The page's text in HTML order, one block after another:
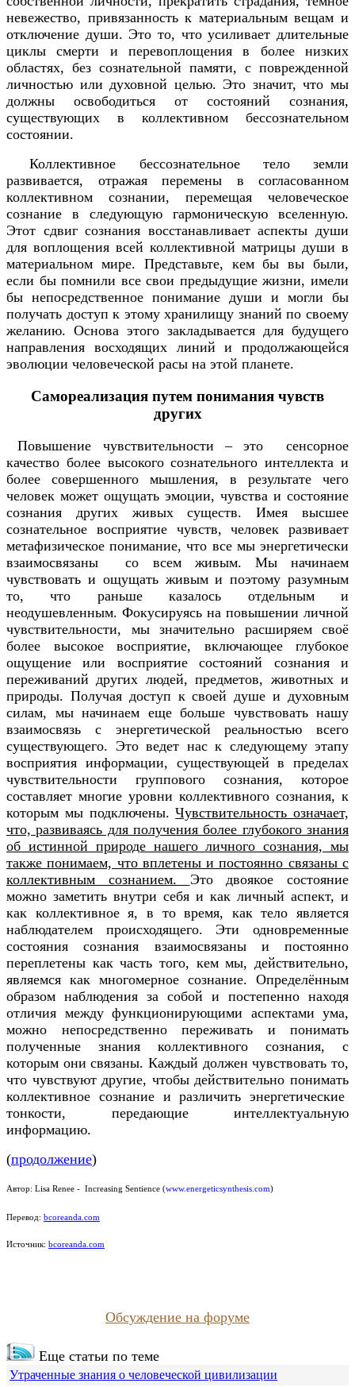
невежество, привязанность к материальным вещам и
отключение души. Это то, что усиливает длительные
циклы смерти и перевоплощения в более низких
областях, без сознательной памяти, с поврежденной
личностью или духовной целью. Это значит, что мы
должны освободиться от состояний сознания,
существующих в коллективном бессознательном
состоянии.
Коллективное бессознательное тело земли
развивается, отражая перемены в согласованном
коллективном сознании, перемещая человеческое
сознание в следующую гармоническую вселенную.
Этот сдвиг сознания восстанавливает аспекты души
для воплощения всей коллективной матрицы души в
материальном мире. Представьте, кем бы вы были,
если бы помнили все свои предыдущие жизни, имели
бы непосредственное понимание души и могли бы
получать доступ к этому хранилищу знаний по своему
желанию. Основа этого закладывается для будущего
направления восходящих линий и продолжающейся
эволюции человеческой расы на этой планете.
Самореализация путем понимания чувств
других
Повышение чувствительности – это сенсорное
качество более высокого сознательного интеллекта и
более совершенного мышления, в результате чего
человек может ощущать эмоции, чувства и состояние
сознания других живых существ. Имея высшее
сознательное восприятие чувств, человек развивает
метафизическое понимание, что все мы энергетически
взаимосвязаны со всем живым. Мы начинаем
чувствовать и ощущать живым и поэтому разумным
то, что раньше казалось отдельным и
неодушевленным. Фокусируясь на повышении личной
чувствительности, мы значительно расширяем своё
более высокое восприятие, включающее глубокое
ощущение или восприятие состояний сознания и
переживаний других людей, предметов, животных и
природы. Получая доступ к своей душе и духовным
силам, мы начинаем еще больше чувствовать нашу
взаимосвязь с энергетической реальностью всего
существующего. Это ведет нас к следующему этапу
восприятия информации, существующей в пределах
чувствительности группового сознания, которое
составляет многие уровни коллективного сознания, к
которым мы подключены.Чувствительность означает,
что, развиваясь для получения более глубокого знания
об истинной природе нашего личного сознания, мы
также понимаем, что вплетены и постоянно связаны с
коллективным сознанием. Это двоякое состояние
можно заметить внутри себя и как личный аспект, и
как коллективное я, в то время, как тело является
наблюдателем происходящего. Эти одновременные
состояния сознания взаимосвязаны и постоянно
переплетены как часть того, кем мы, действительно,
являемся как многомерное сознание. Определённым
образом наблюдения за собой и постепенно находя
отличия между функционирующими аспектами ума,
можно непосредственно переживать и понимать
полученные знания коллективного сознания, с
которым они связаны. Каждый должен чувствовать то,
что чувствуют другие, чтобы действительно понимать
коллективное сознание и различить энергетические
тонкости, передающие интеллектуальную
информацию.
(продолжение)
Автор: Lisa Renee - Increasing Sentience (www.energeticsynthesis.com)
Перевод: bcoreanda.com
Источник: bcoreanda.com
Обсуждение на форуме
Еще статьи по теме
Утраченные знания о человеческой цивилизации